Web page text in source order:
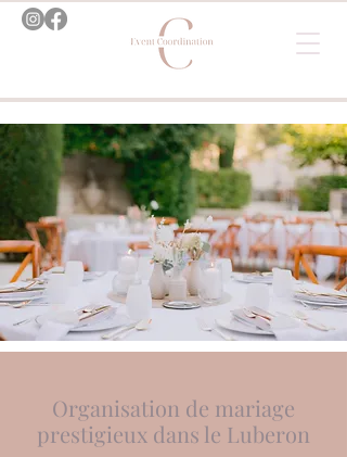
Organisation de mariage
prestigieux dans le Luberon